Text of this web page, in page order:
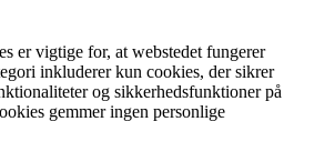
er vigtige for, at webstedet fungerer
inkluderer kun cookies, der sikrer
og sikkerhedsfunktioner på
gemmer ingen personlige